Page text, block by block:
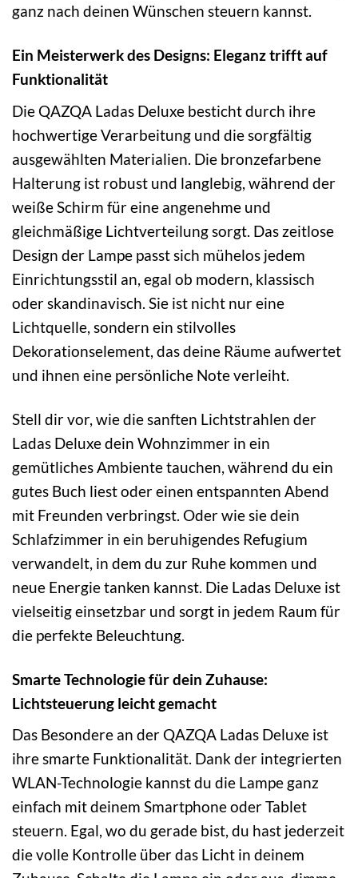
ganz nach deinen Wünschen steuern kannst.
Ein Meisterwerk des Designs: Eleganz trifft auf
Funktionalität
Die QAZQA Ladas Deluxe besticht durch ihre
hochwertige Verarbeitung und die sorgfältig
ausgewählten Materialien. Die bronzefarbene
Halterung ist robust und langlebig, während der
weiße Schirm für eine angenehme und
gleichmäßige Lichtverteilung sorgt. Das zeitlose
Design der Lampe passt sich mühelos jedem
Einrichtungsstil an, egal ob modern, klassisch
oder skandinavisch. Sie ist nicht nur eine
Lichtquelle, sondern ein stilvolles
Dekorationselement, das deine Räume aufwertet
und ihnen eine persönliche Note verleiht.
Stell dir vor, wie die sanften Lichtstrahlen der
Ladas Deluxe dein Wohnzimmer in ein
gemütliches Ambiente tauchen, während du ein
gutes Buch liest oder einen entspannten Abend
mit Freunden verbringst. Oder wie sie dein
Schlafzimmer in ein beruhigendes Refugium
verwandelt, in dem du zur Ruhe kommen und
neue Energie tanken kannst. Die Ladas Deluxe ist
vielseitig einsetzbar und sorgt in jedem Raum für
die perfekte Beleuchtung.
Smarte Technologie für dein Zuhause:
Lichtsteuerung leicht gemacht
Das Besondere an der QAZQA Ladas Deluxe ist
ihre smarte Funktionalität. Dank der integrierten
WLAN-Technologie kannst du die Lampe ganz
einfach mit deinem Smartphone oder Tablet
steuern. Egal, wo du gerade bist, du hast jederzeit
die volle Kontrolle über das Licht in deinem